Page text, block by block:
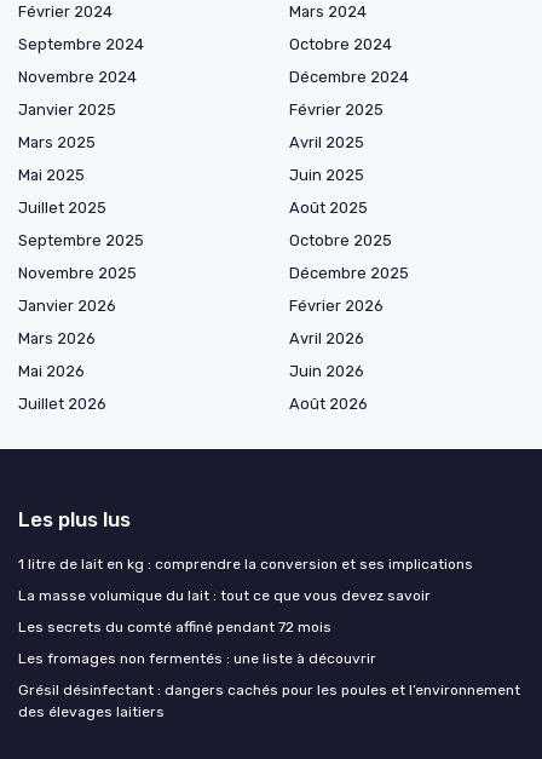
Février 2024
Mars 2024
Septembre 2024
Octobre 2024
Novembre 2024
Décembre 2024
Janvier 2025
Février 2025
Mars 2025
Avril 2025
Mai 2025
Juin 2025
Juillet 2025
Août 2025
Septembre 2025
Octobre 2025
Novembre 2025
Décembre 2025
Janvier 2026
Février 2026
Mars 2026
Avril 2026
Mai 2026
Juin 2026
Juillet 2026
Août 2026
Les plus lus
1 litre de lait en kg : comprendre la conversion et ses implications
La masse volumique du lait : tout ce que vous devez savoir
Les secrets du comté affiné pendant 72 mois
Les fromages non fermentés : une liste à découvrir
Grésil désinfectant : dangers cachés pour les poules et l’environnement
des élevages laitiers